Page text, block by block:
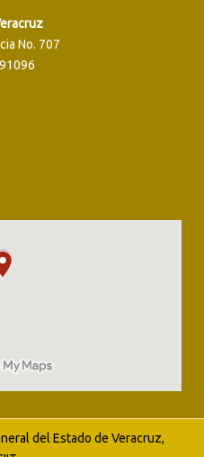
No. 707
del Estado de Veracruz,